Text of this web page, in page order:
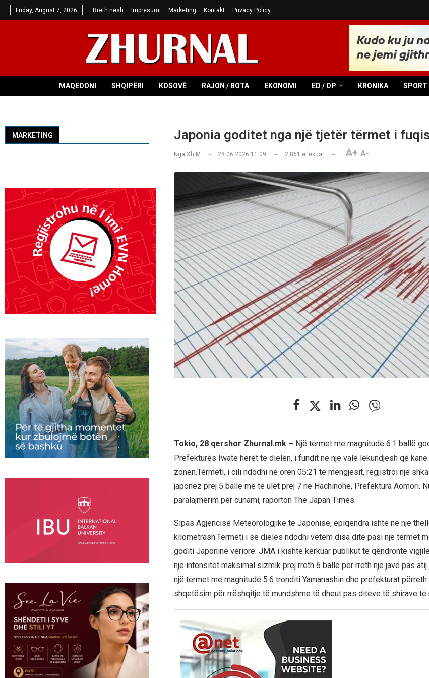
Friday, August 7, 2026 Rreth nesh Impresumi Marketing Kontakt Privacy Policy
MAQEDONI SHQIPËRI KOSOVË RAJON / BOTA EKONOMI ED / OP KRONIKA SPORT
Japonia goditet nga një tjetër tërmet i
Nga Xh M 28.06.2026 11:09 2,861 e lexuar A+ A-
Tokio, 28 qershor Zhurnal.mk – Një tërmet me magnitudë 6.1 ballë
Prefekturës Iwate herët të dielën, i fundit në një valë lëkundjesh që
zonën.Tërmeti, i cili ndodhi në orën 05:21 të mëngjesit, regjistroi një
japonez prej 5 ballë më të ulët prej 7 në Hachinohe, Prefektura Aomori.
paralajmërim për cunami, raporton The Japan Times.
Sipas Agjencisë Meteorologjike të Japonisë, epiqendra ishte në një
kilometrash.Tërmeti i së dielës ndodhi vetëm disa ditë pasi një tërmet
goditi Japoninë veriore. JMA i kishte kërkuar publikut të qëndronte
një intensitet maksimal sizmik prej rreth 6 ballë për rreth një javë pas atij
një tërmet me magnitudë 5.6 tronditi Yamanashin dhe prefekturat
shqetësim për rrëshqitje të mundshme të dheut pas ditëve të shirave të
MARKETING